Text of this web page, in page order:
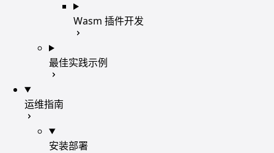
Wasm 插件开发
最佳实践示例
运维指南
安装部署